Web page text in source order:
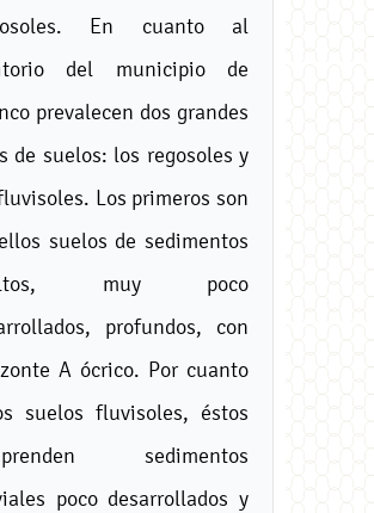
En cuanto al
del municipio de
prevalecen dos grandes
de suelos: los regosoles y
Los primeros son
suelos de sedimentos
muy poco
profundos, con
A ócrico. Por cuanto
suelos fluvisoles, éstos
sedimentos
poco desarrollados y